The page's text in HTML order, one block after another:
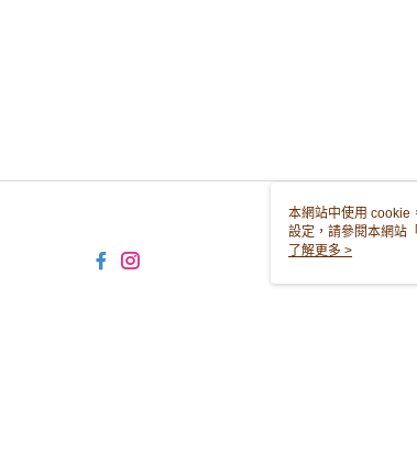
本網站中使用 cookie
設定，請參閱本網站「
用 cookie。
了解更多 >